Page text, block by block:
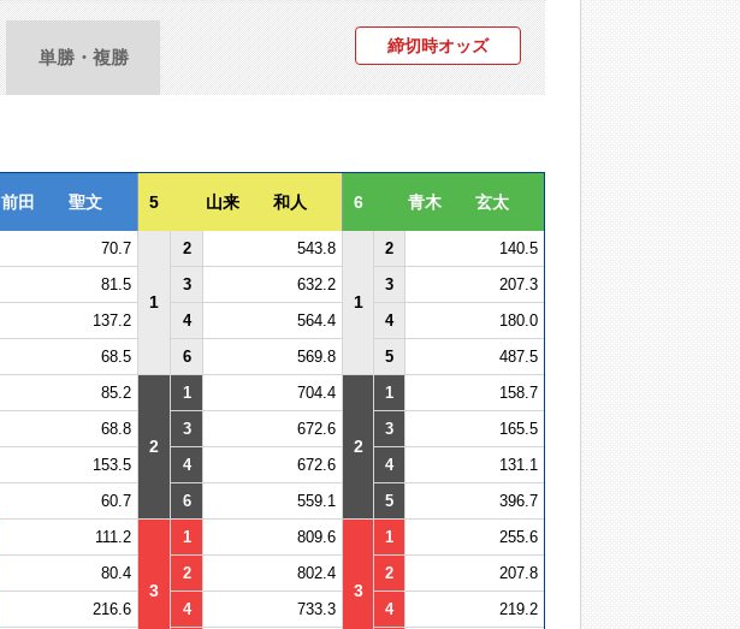
単勝・複勝
締切時オッズ
前田 聖文 5 山来 和人 6 青木 玄太
70.7
1
2 543.8
1
2
140.5
81.5 3 632.2 3
207.3
137.2 4 564.4 4
180.0
68.5 6 569.8 5 487.5
85.2
2
1 704.4
2
1
158.7
68.8 3 672.6 3
165.5
153.5 4 672.6 4
131.1
60.7 6 559.1 5 396.7
111.2
3
1 809.6
3
1
255.6
80.4 2 802.4 2
207.8
216.6 4 733.3 4
219.2